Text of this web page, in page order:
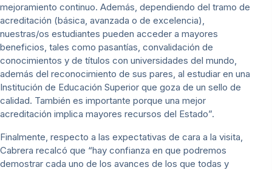
mejoramiento continuo. Además, dependiendo del tramo de
acreditación (básica, avanzada o de excelencia),
nuestras/os estudiantes pueden acceder a mayores
beneficios, tales como pasantías, convalidación de
conocimientos y de títulos con universidades del mundo,
además del reconocimiento de sus pares, al estudiar en una
Institución de Educación Superior que goza de un sello de
calidad. También es importante porque una mejor
acreditación implica mayores recursos del Estado”.
Finalmente, respecto a las expectativas de cara a la visita,
Cabrera recalcó que “hay confianza en que podremos
demostrar cada uno de los avances de los que todas y